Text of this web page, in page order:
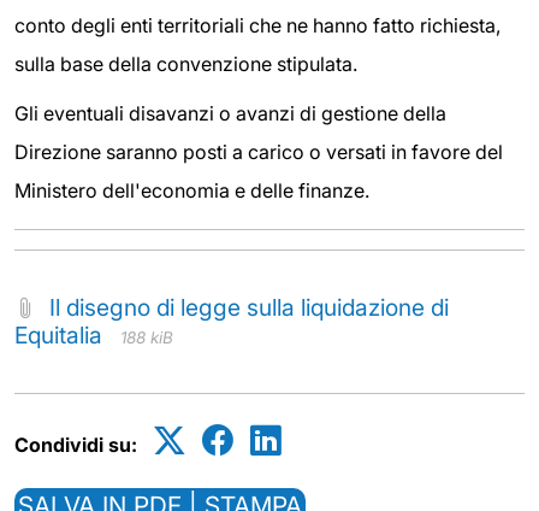
conto degli enti territoriali che ne hanno fatto richiesta,
sulla base della convenzione stipulata.
Gli eventuali disavanzi o avanzi di gestione della
Direzione saranno posti a carico o versati in favore del
Ministero dell'economia e delle finanze.
Il disegno di legge sulla liquidazione di
Equitalia
188 kiB
Condividi su: